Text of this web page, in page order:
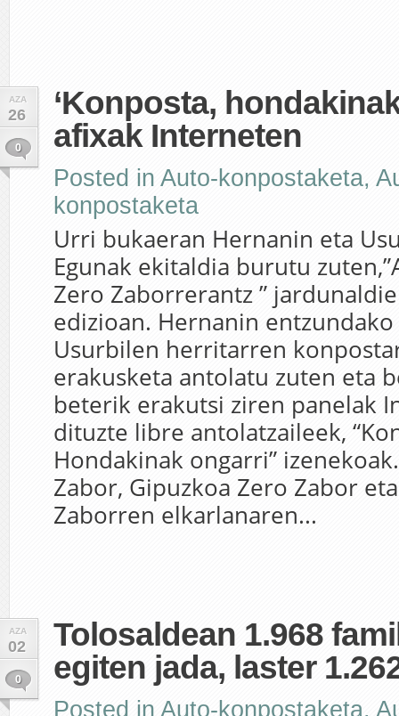
AZA
26
0
‘Konposta,
afixak Interneten
Posted in Auto-konpostaketa,
konpostaketa
Urri bukaeran Hernanin eta
Egunak ekitaldia burutu
Zero Zaborrerantz ”
edizioan. Hernanin
Usurbilen herritarren
erakusketa antolatu zuten eta
beterik erakutsi ziren panelak
dituzte libre antolatzaileek,
Hondakinak ongarri”
Zabor, Gipuzkoa Zero Zabor
Zaborren elkarlanaren...
AZA
02
0
Tolosaldean 1.968
egiten jada, laster
Posted in Auto-konpostaketa,